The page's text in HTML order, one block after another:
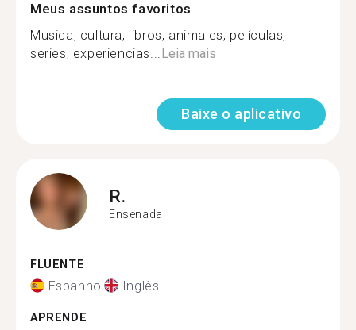
Meus assuntos favoritos
Musica, cultura, libros, animales, películas,
series, experiencias...Leia mais
Baixe o aplicativo
R.
Ensenada
FLUENTE
Espanhol Inglês
APRENDE